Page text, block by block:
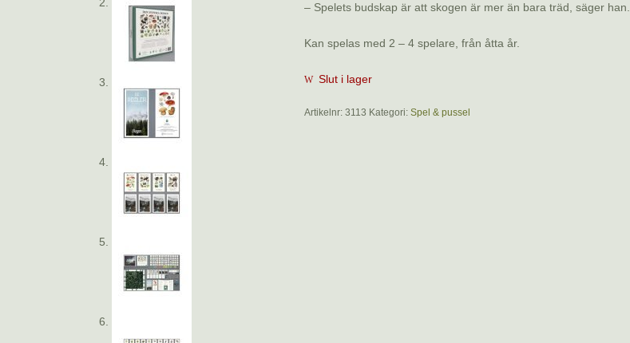
– Spelets budskap är att skogen är mer än bara träd, säger han.
Kan spelas med 2 – 4 spelare, från åtta år.
Slut i lager
Artikelnr: 3113 Kategori: Spel & pussel